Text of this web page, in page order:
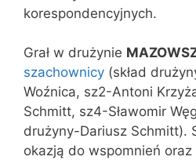
korespondencyjnych.
Grał w drużynie
szachownicy (skład
Woźnica, sz2-Antoni
Schmitt, sz4-Sławomir
drużyny-Dariusz Schmitt).
okazją do wspomnień